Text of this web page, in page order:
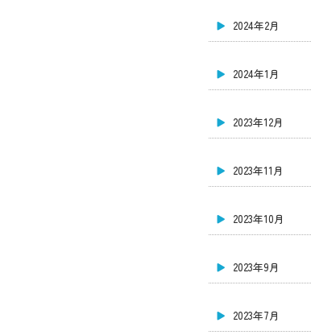
2024年2月
2024年1月
2023年12月
2023年11月
2023年10月
2023年9月
2023年7月